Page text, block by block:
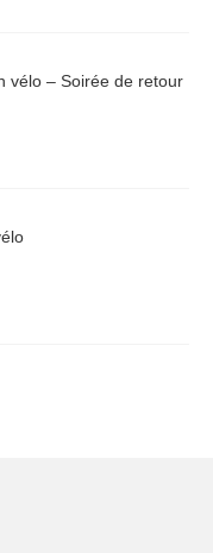
vélo – Soirée de retour